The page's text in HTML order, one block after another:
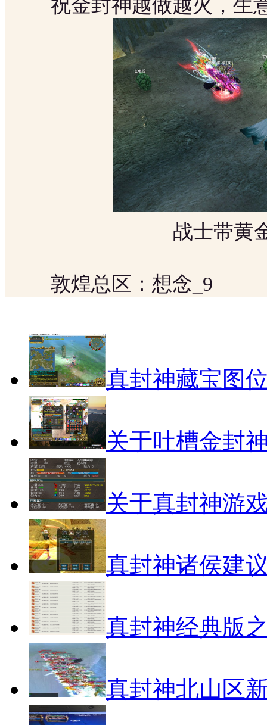
祝金封神越做越火，生
战士带黄
敦煌总区：想念_9
真封神藏宝图
关于吐槽金封
关于真封神游
真封神诸侯建
真封神经典版
真封神北山区